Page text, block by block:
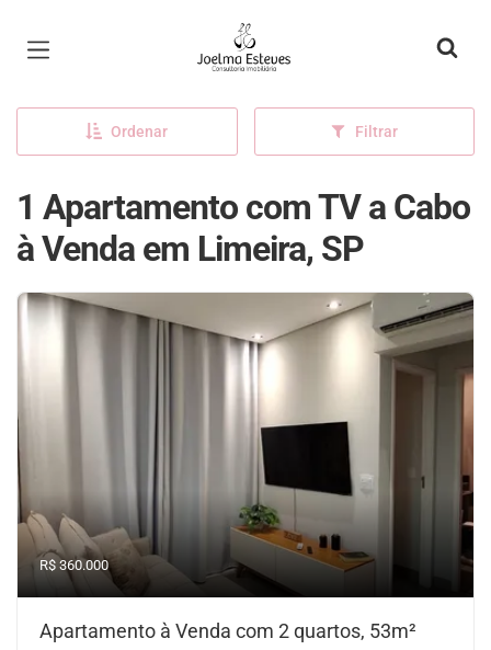
Página inicial
Ordenar Filtrar
1 Apartamento com TV a Cabo
à Venda em Limeira, SP
R$ 360.000
Apartamento à Venda com 2 quartos, 53m²